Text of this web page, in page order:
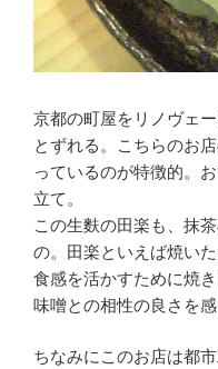
京都の町屋をリノヴェ
とずれる。こちらのお
っているのが特徴的。
立て。
この生麩の田楽も、抹
の。田楽といえば焼い
食感を活かすために焼
味噌との相性の良さを感
ちなみにこのお店は都